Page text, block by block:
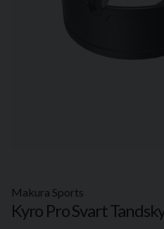
Makura Sports
Kyro Pro Svart